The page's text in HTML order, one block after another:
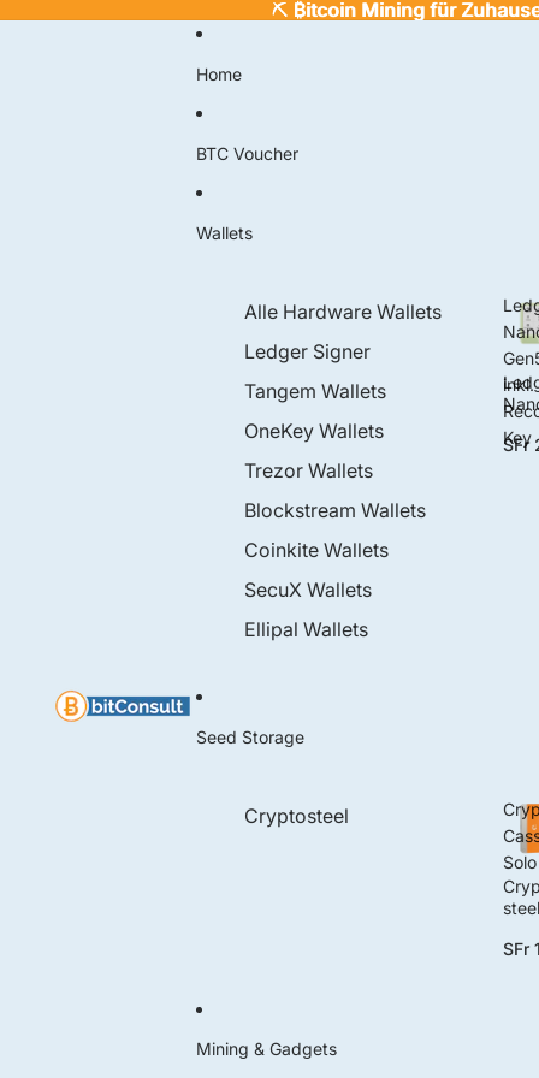
⛏️ ₿itcoin Mining für
⛏️ ₿itcoin Mining für
Home
BTC Voucher
Wallets
Alle Hardware Wallets
Ledger Signer
Tangem Wallets
OneKey Wallets
Trezor Wallets
Blockstream Wallets
Coinkite Wallets
SecuX Wallets
Ellipal Wallets
inkl.
Key
inkl.
SFr
Seed Storage
Cryptosteel
Solo
steel
e
SFr
Mining & Gadgets